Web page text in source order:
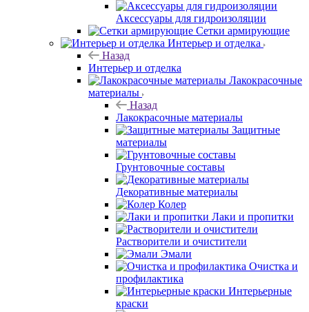
Аксессуары для гидроизоляции
Сетки армирующие
Интерьер и отделка
Назад
Интерьер и отделка
Лакокрасочные
материалы
Назад
Лакокрасочные материалы
Защитные
материалы
Грунтовочные составы
Декоративные материалы
Колер
Лаки и пропитки
Растворители и очистители
Эмали
Очистка и
профилактика
Интерьерные
краски